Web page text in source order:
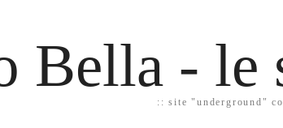
Bella - le
:: site "underground"